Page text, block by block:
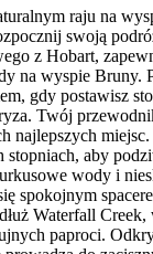
raju na
swoją
z Hobart,
na wyspie Bruny.
gdy postawisz
Twój
najlepszych
stopniach, aby
wody i
spokojnym
Waterfall
paproci.